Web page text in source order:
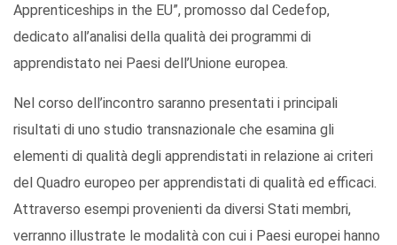
Apprenticeships in the EU”, promosso dal Cedefop,
dedicato all’analisi della qualità dei programmi di
apprendistato nei Paesi dell’Unione europea.
Nel corso dell’incontro saranno presentati i principali
risultati di uno studio transnazionale che esamina gli
elementi di qualità degli apprendistati in relazione ai criteri
del Quadro europeo per apprendistati di qualità ed efficaci.
Attraverso esempi provenienti da diversi Stati membri,
verranno illustrate le modalità con cui i Paesi europei hanno